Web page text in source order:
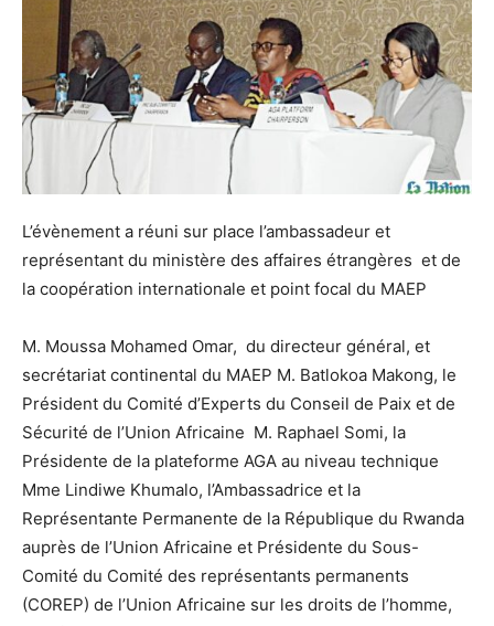
L’évènement a réuni sur place l’ambassadeur et
représentant du ministère des affaires étrangères et de
la coopération internationale et point focal du MAEP
M. Moussa Mohamed Omar, du directeur général, et
secrétariat continental du MAEP M. Batlokoa Makong, le
Président du Comité d’Experts du Conseil de Paix et de
Sécurité de l’Union Africaine M. Raphael Somi, la
Présidente de la plateforme AGA au niveau technique
Mme Lindiwe Khumalo, l’Ambassadrice et la
Représentante Permanente de la République du Rwanda
auprès de l’Union Africaine et Présidente du Sous-
Comité du Comité des représentants permanents
(COREP) de l’Union Africaine sur les droits de l’homme,